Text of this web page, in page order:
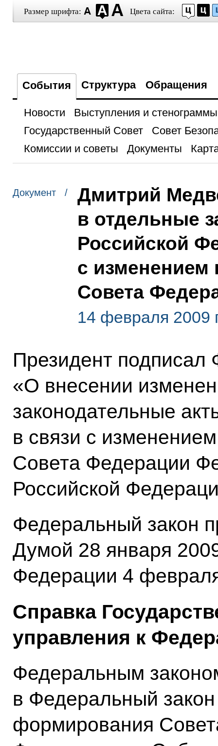
Размер шрифта: Цвета сайта:
События Структура Обращения
Новости
Выступления и стенограммы
Государственный Совет
Совет
Комиссии и советы
Документы
Документ /
Дмитрий
в отдельные
Российской
с изменением
Совета
14 февраля 2009
Президент подписал
«О внесении
законодательные
в связи с
Совета Федерации
Российской
Федеральный закон
Думой 28 января
Федерации 4
Справка
управления к
Федеральным
в Федеральный
формирования